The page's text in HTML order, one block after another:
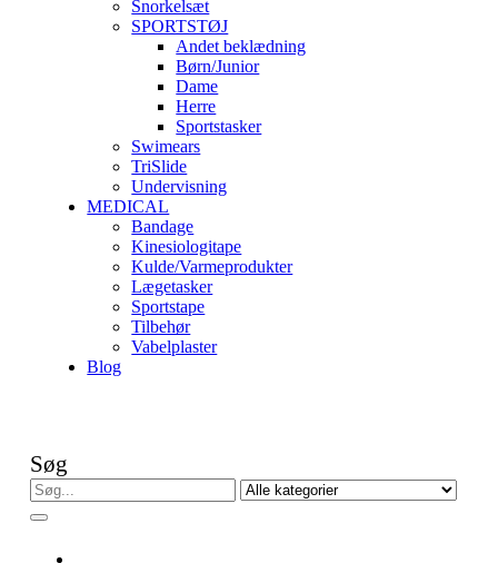
Snorkelsæt
SPORTSTØJ
Andet beklædning
Børn/Junior
Dame
Herre
Sportstasker
Swimears
TriSlide
Undervisning
MEDICAL
Bandage
Kinesiologitape
Kulde/Varmeprodukter
Lægetasker
Sportstape
Tilbehør
Vabelplaster
Blog
Søg